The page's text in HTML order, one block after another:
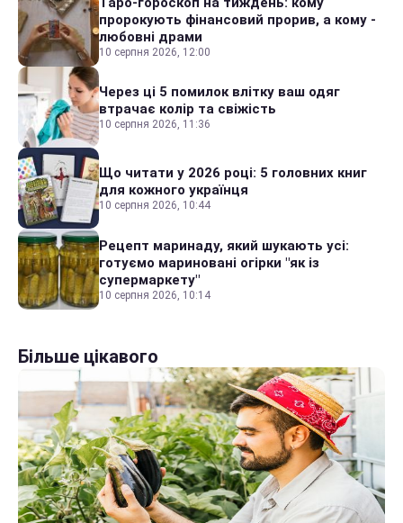
пророкують фінансовий прорив, а кому -
любовні драми
10 серпня 2026, 12:00
Через ці 5 помилок влітку ваш одяг
втрачає колір та свіжість
10 серпня 2026, 11:36
Що читати у 2026 році: 5 головних книг
для кожного українця
10 серпня 2026, 10:44
Рецепт маринаду, який шукають усі:
готуємо мариновані огірки "як із
супермаркету"
10 серпня 2026, 10:14
Більше цікавого